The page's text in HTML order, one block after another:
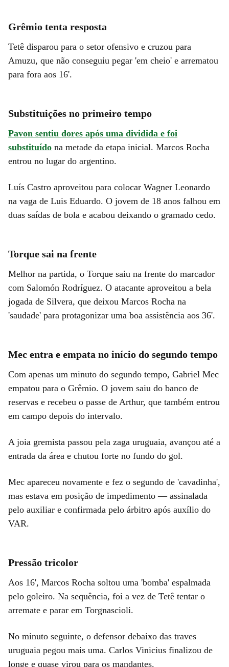
Grêmio tenta resposta
Tetê disparou para o setor ofensivo e cruzou para
Amuzu, que não conseguiu pegar 'em cheio' e arrematou
para fora aos 16'.
Substituições no primeiro tempo
Pavon sentiu dores após uma dividida e foi
substituído na metade da etapa inicial. Marcos Rocha
entrou no lugar do argentino.
Luís Castro aproveitou para colocar Wagner Leonardo
na vaga de Luis Eduardo. O jovem de 18 anos falhou em
duas saídas de bola e acabou deixando o gramado cedo.
Torque sai na frente
Melhor na partida, o Torque saiu na frente do marcador
com Salomón Rodríguez. O atacante aproveitou a bela
jogada de Silvera, que deixou Marcos Rocha na
'saudade' para protagonizar uma boa assistência aos 36'.
Mec entra e empata no início do segundo tempo
Com apenas um minuto do segundo tempo, Gabriel Mec
empatou para o Grêmio. O jovem saiu do banco de
reservas e recebeu o passe de Arthur, que também entrou
em campo depois do intervalo.
A joia gremista passou pela zaga uruguaia, avançou até a
entrada da área e chutou forte no fundo do gol.
Mec apareceu novamente e fez o segundo de 'cavadinha',
mas estava em posição de impedimento — assinalada
pelo auxiliar e confirmada pelo árbitro após auxílio do
VAR.
Pressão tricolor
Aos 16', Marcos Rocha soltou uma 'bomba' espalmada
pelo goleiro. Na sequência, foi a vez de Tetê tentar o
arremate e parar em Torgnascioli.
No minuto seguinte, o defensor debaixo das traves
uruguaia pegou mais uma. Carlos Vinicius finalizou de
longe e quase virou para os mandantes.